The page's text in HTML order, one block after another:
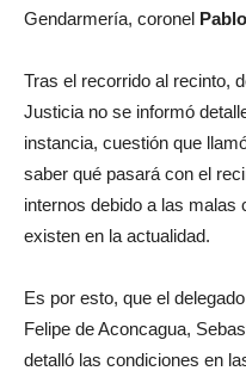
Gendarmería, coronel
Tras el recorrido al recinto,
Justicia no se informó
instancia, cuestión que
saber qué pasará con el
internos debido a las malas
existen en la actualidad.
Es por esto, que el
Felipe de Aconcagua,
detalló las condiciones en